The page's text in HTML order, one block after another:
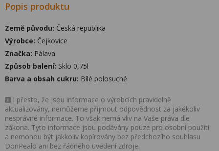
Popis produktu
Země původu: Česká republika
Výrobce: Čejkovice
Značka: Pálava
Způsob balení: Sklo 0,75l
Barva a obsah cukru: Bílé polosuché
I přesto, že jsou informace o výrobcích pravidelně
aktualizovány, nemůžeme přijmout odpovědnost za jakékoliv
nesprávné informace. To však nemá vliv na Vaše práva dle
zákona. Tyto informace jsou podávány pouze pro osobní použití
a nemohou být jakkoliv kopírovány bez předchozího souhlasu
DonPealo ani bez řádného uvedení zdroje.